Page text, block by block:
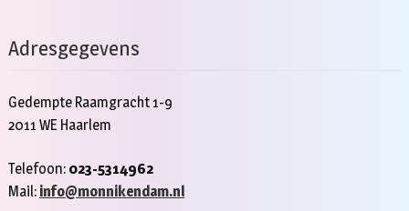
Adresgegevens
Gedempte Raamgracht 1-9
2011 WE Haarlem
Telefoon: 023-5314962
Mail: info@monnikendam.nl